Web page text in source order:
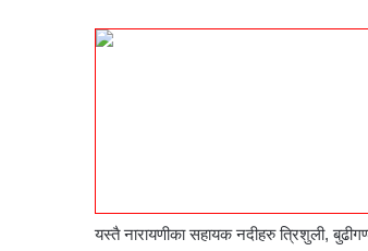
यस्तै नारायणीका सहायक नदीहरु त्रिशुली,